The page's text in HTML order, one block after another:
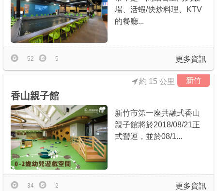
場、活蝦/快炒料理、KTV
的餐廳...
更多資訊
52 5
新竹
香山親子館
約 15 公里
新竹市第一座共融式香山
親子館將於2018/08/21正
式營運，並於08/1...
更多資訊
34 2